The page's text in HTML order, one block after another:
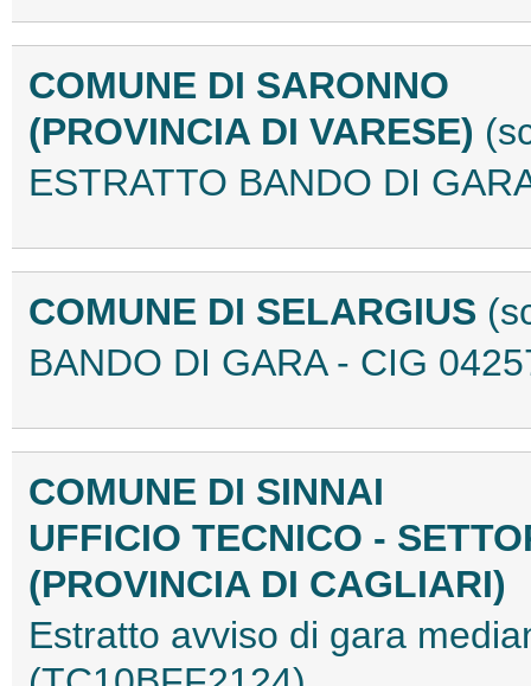
COMUNE DI SARONNO
(PROVINCIA DI VARESE)
ESTRATTO BANDO DI
COMUNE DI SELARGIUS
BANDO DI GARA - CIG
COMUNE DI SINNAI
UFFICIO TECNICO -
(PROVINCIA DI CAGLIARI)
Estratto avviso di gara